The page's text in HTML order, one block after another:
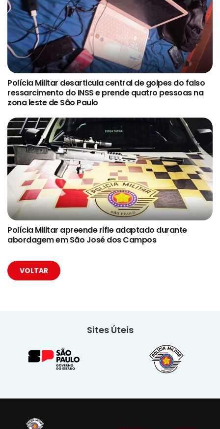
Polícia Militar desarticula central de golpes do falso
ressarcimento do INSS e prende quatro pessoas na
zona leste de São Paulo
Polícia Militar apreende rifle adaptado durante
abordagem em São José dos Campos
VOLTAR
Sites Úteis